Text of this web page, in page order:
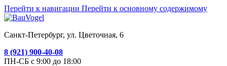
Перейти к навигации Перейти к основному содержимому
Санкт-Петербург, ул. Цветочная, 6
8 (921) 900-40-08
ПН-СБ с 9:00 до 18:00